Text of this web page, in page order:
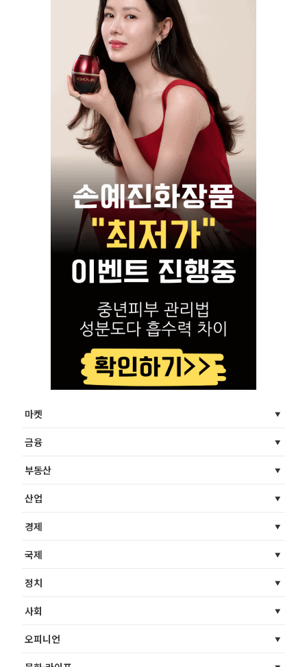
마켓
금융
부동산
산업
경제
국제
정치
사회
오피니언